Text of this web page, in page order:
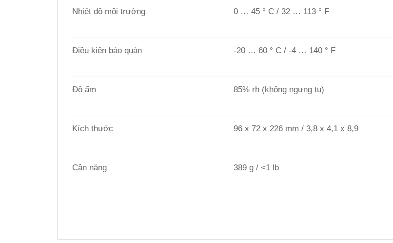
Nhiệt độ môi trường 0 … 45 ° C / 32 … 113 ° F
Điều kiện bảo quản -20 … 60 ° C / -4 … 140 ° F
Độ ẩm 85% rh (không ngưng tụ)
Kích thước 96 x 72 x 226 mm / 3,8 x 4,1 x 8,9
Cân nặng 389 g / <1 lb